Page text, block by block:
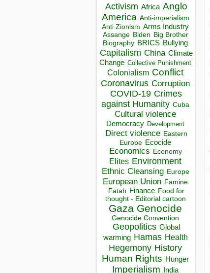
Activism Africa Anglo
America Anti-imperialism
Anti Zionism Arms Industry
Assange Biden Big Brother
Biography BRICS Bullying
Capitalism China Climate
Change Collective Punishment
Colonialism Conflict
Coronavirus Corruption
COVID-19 Crimes
against Humanity Cuba
Cultural violence
Democracy Development
Direct violence Eastern
Europe Ecocide
Economics Economy
Elites Environment
Ethnic Cleansing Europe
European Union Famine
Fatah Finance Food for
thought - Editorial cartoon
Gaza Genocide
Genocide Convention
Geopolitics Global
warming Hamas Health
Hegemony History
Human Rights Hunger
Imperialism India